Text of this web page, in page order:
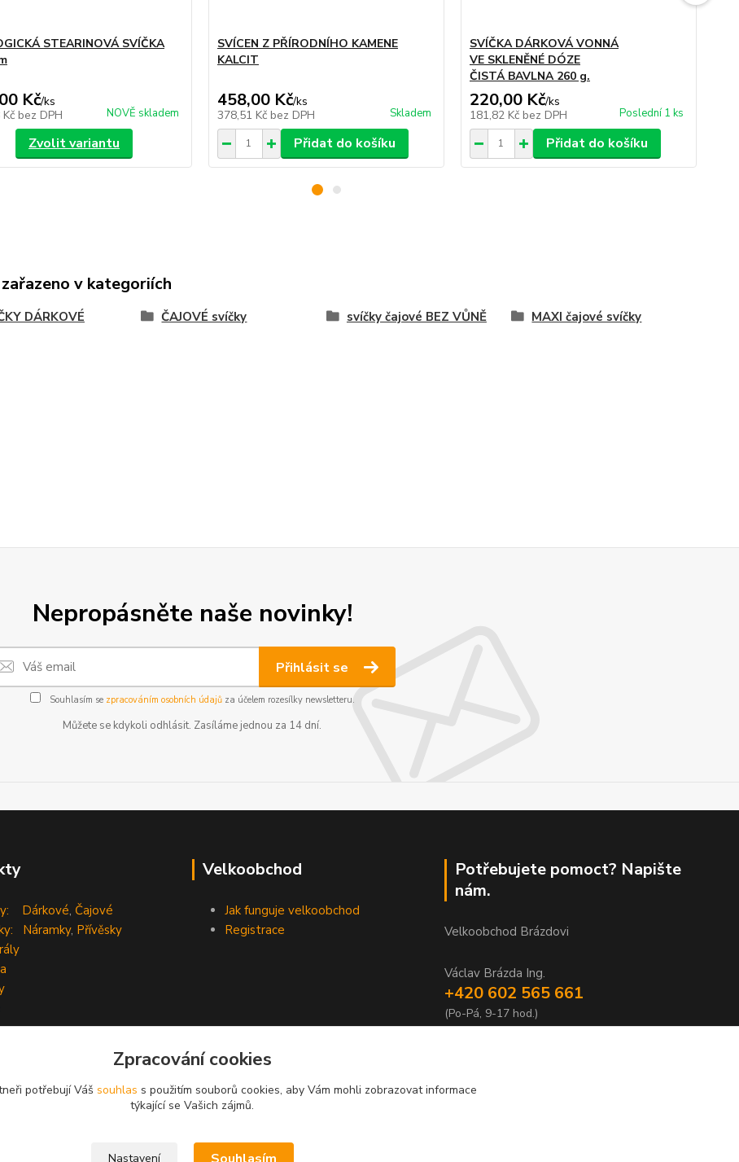
STEARINOVÁ SVÍČKA
Kč/ks
bez DPH NOVĚ skladem
Zvolit variantu
SVÍCEN Z PŘÍRODNÍHO KAMENE
KALCIT
458,00 Kč/ks
378,51 Kč bez DPH Skladem
Přidat do košíku
SVÍČKA DÁRKOVÁ VONNÁ
VE SKLENĚNÉ DÓZE
ČISTÁ BAVLNA 260 g.
220,00 Kč/ks
181,82 Kč bez DPH Poslední 1 ks
Přidat do košíku
v kategoriích
DÁRKOVÉ ČAJOVÉ svíčky svíčky čajové BEZ VŮNĚ MAXI čajové svíčky
Nepropásněte naše novinky!
Přihlásit se
Souhlasím se zpracováním osobních údajůza účelem rozesílky newsletteru.
Můžete se kdykoli odhlásit. Zasíláme jednou za 14 dní.
Dárkové, Čajové
Náramky, Přívěsky
Velkoobchod
Jak funguje velkoobchod
Registrace
Potřebujete pomoct? Napište
nám.
Velkoobchod Brázdovi
Václav Brázda Ing.
+420 602 565 661
(Po-Pá, 9-17 hod.)
Zpracování cookies
potřebují Váš souhlas s použitím souborů cookies, aby Vám mohli zobrazovat informace
týkající se Vašich zájmů.
Nastavení